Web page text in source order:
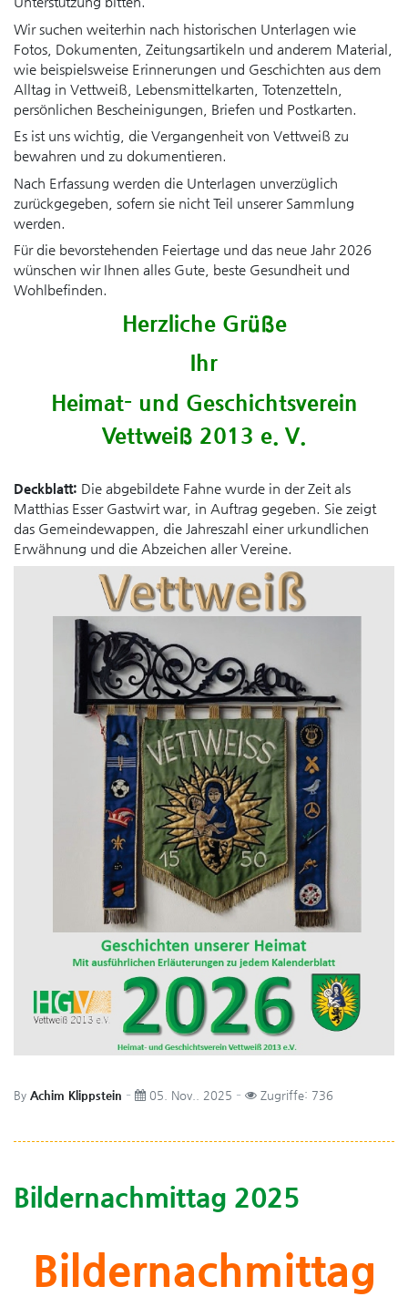
Wir suchen weiterhin nach historischen Unterlagen wie
Fotos, Dokumenten, Zeitungsartikeln und anderem Material,
wie beispielsweise Erinnerungen und Geschichten aus dem
Alltag in Vettweiß, Lebensmittelkarten, Totenzetteln,
persönlichen Bescheinigungen, Briefen und Postkarten.
Es ist uns wichtig, die Vergangenheit von Vettweiß zu
bewahren und zu dokumentieren.
Nach Erfassung werden die Unterlagen unverzüglich
zurückgegeben, sofern sie nicht Teil unserer Sammlung
werden.
Für die bevorstehenden Feiertage und das neue Jahr 2026
wünschen wir Ihnen alles Gute, beste Gesundheit und
Wohlbefinden.
Herzliche Grüße
Ihr
Heimat- und Geschichtsverein
Vettweiß 2013 e. V.
Deckblatt: Die abgebildete Fahne wurde in der Zeit als
Matthias Esser Gastwirt war, in Auftrag gegeben. Sie zeigt
das Gemeindewappen, die Jahreszahl einer urkundlichen
Erwähnung und die Abzeichen aller Vereine.
By Achim Klippstein 05. Nov.. 2025 Zugriffe: 736
Bildernachmittag 2025
Bildernachmittag